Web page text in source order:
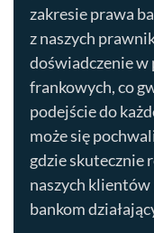
zakresie prawa
z naszych
doświadczenie
frankowych, co
podejście do
może się
gdzie skutecznie
naszych
bankom